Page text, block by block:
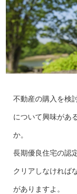
不動産の購入を検
について興味があ
か。
長期優良住宅の認
クリアしなければ
がありますよ。